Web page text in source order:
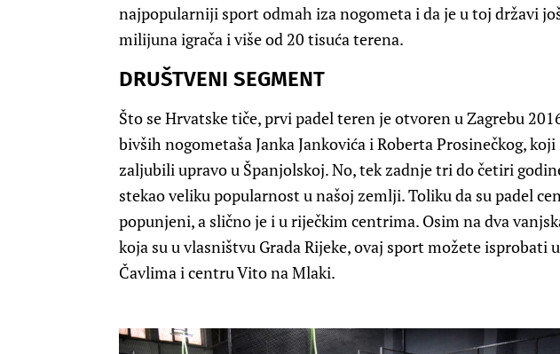
najpopularniji sport odmah iza nogometa i da je u toj državi
milijuna igrača i više od 20 tisuća terena.
DRUŠTVENI SEGMENT
Što se Hrvatske tiče, prvi padel teren je otvoren u Zagrebu
bivših nogometaša Janka Jankovića i Roberta Prosinečkog,
zaljubili upravo u Španjolskoj. No, tek zadnje tri do četiri
stekao veliku popularnost u našoj zemlji. Toliku da su padel
popunjeni, a slično je i u riječkim centrima. Osim na dva
koja su u vlasništvu Grada Rijeke, ovaj sport možete isprobati
Čavlima i centru Vito na Mlaki.